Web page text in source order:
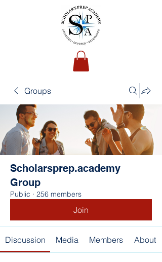
Groups
Scholarsprep.academy
Group
Public · 256 members
Join
Discussion Media Members About